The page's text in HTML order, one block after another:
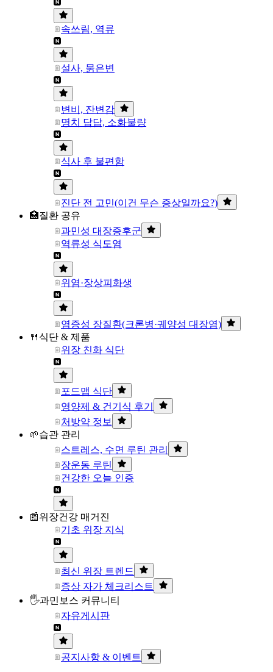
속쓰림, 역류
설사, 묽은변
변비, 잔변감
명치 답답, 소화불량
식사 후 불편함
진단 전 고민(이건 무슨 증상일까요?)
🏥질환 공유
과민성 대장증후군
역류성 식도염
위염·장상피화생
염증성 장질환(크론병·궤양성 대장염)
🍴식단 & 제품
위장 친화 식단
포드맵 식단
영양제 & 건기식 후기
처방약 정보
🌱습관 관리
스트레스, 수면 루틴 관리
장운동 루틴
건강한 오늘 인증
📰위장건강 매거진
기초 위장 지식
최신 위장 트렌드
증상 자가 체크리스트
🖐과민보스 커뮤니티
자유게시판
공지사항 & 이벤트